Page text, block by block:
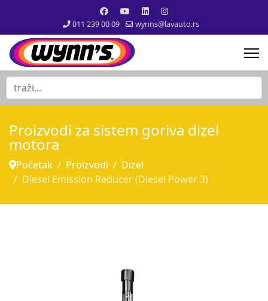
011 239 00 09 wynns@lavauto.rs
traži...
Proizvodi za sistem goriva dizel
motora
Početak Proizvodi
Dizel
Diesel Emission Reducer (Diesel Power 3)